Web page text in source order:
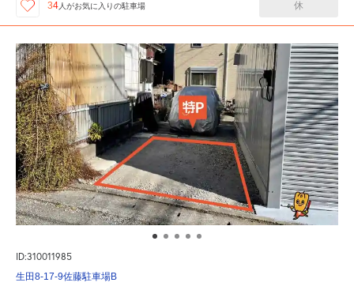
34 人がお気に入りの駐車場 休
ID:310011985
生田8-17-9佐藤駐車場B